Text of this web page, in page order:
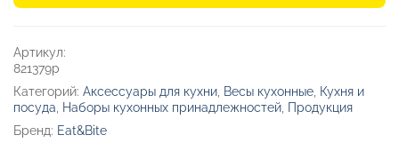
акации
Артикул:
821379p
Категорий: Аксессуары для кухни Весы кухонные Кухня и
посуда
Наборы кухонных принадлежностей Продукция
Бренд: Eat&Bite